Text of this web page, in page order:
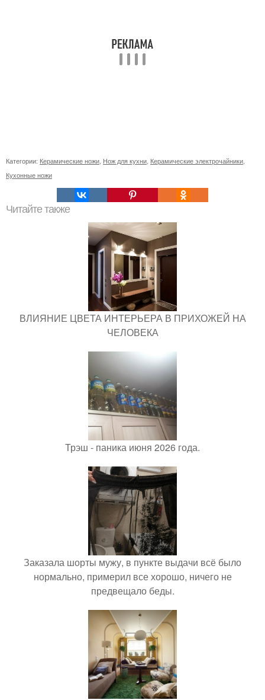
Категории: Керамические ножи, Нож для кухни, Керамические электрочайники,
Кухонные ножи
Читайте также
ВЛИЯНИЕ ЦВЕТА ИНТЕРЬЕРА В ПРИХОЖЕЙ НА
ЧЕЛОВЕКА
Трэш - паника июня 2026 года.
Заказала шорты мужу, в пункте выдачи всё было
нормально, примерил все хорошо, ничего не
предвещало беды.